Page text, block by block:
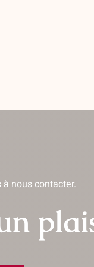
nous contacter.